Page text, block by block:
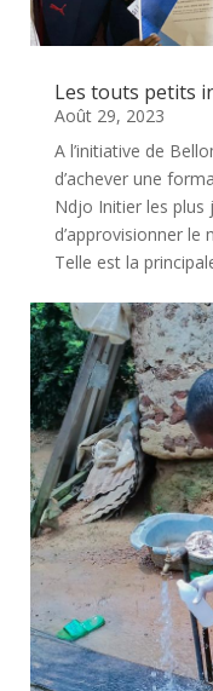
Les touts petits
Août 29, 2023
A l’initiative de
d’achever une
Ndjo Initier les plus
d’approvisionner
Telle est la